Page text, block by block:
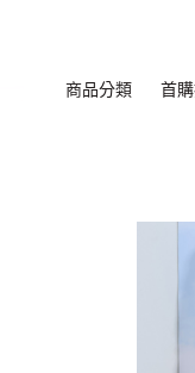
商品分類 首